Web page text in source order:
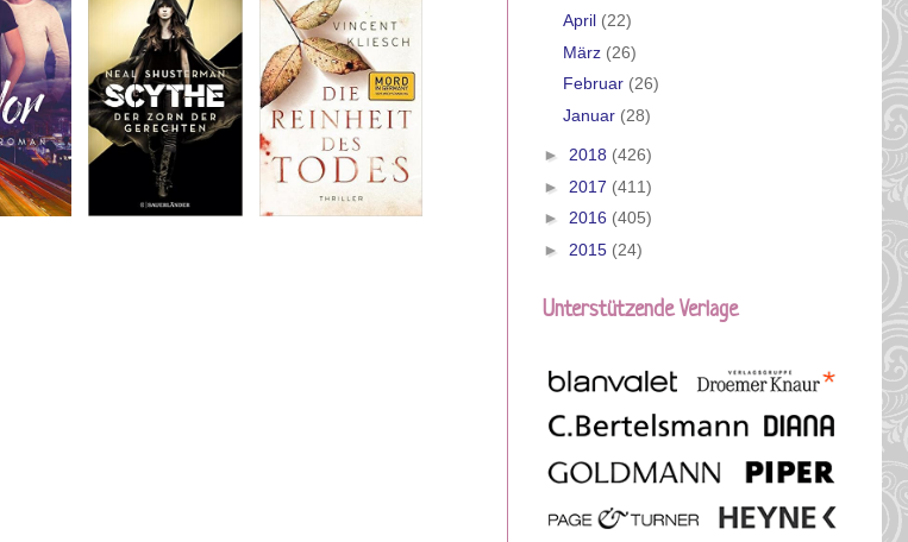
April (22)
März (26)
Februar (26)
Januar (28)
► 2018 (426)
► 2017 (411)
► 2016 (405)
► 2015 (24)
Unterstützende Verlage